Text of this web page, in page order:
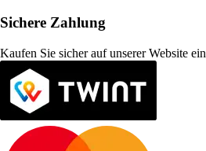
Sichere Zahlung
Kaufen Sie sicher auf unserer Website ein